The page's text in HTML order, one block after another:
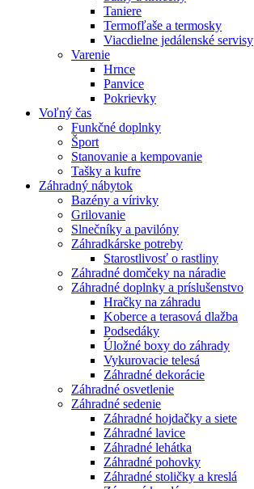
Taniere
Termofľaše a termosky
Viacdielne jedálenské servisy
Varenie
Hrnce
Panvice
Pokrievky
Voľný čas
Funkčné doplnky
Šport
Stanovanie a kempovanie
Tašky a kufre
Záhradný nábytok
Bazény a vírivky
Grilovanie
Slnečníky a pavilóny
Záhradkárske potreby
Starostlivosť o rastliny
Záhradné domčeky na náradie
Záhradné doplnky a príslušenstvo
Hračky na záhradu
Koberce a terasová dlažba
Podsedáky
Úložné boxy do záhrady
Vykurovacie telesá
Záhradné dekorácie
Záhradné osvetlenie
Záhradné sedenie
Záhradné hojdačky a siete
Záhradné lavice
Záhradné lehátka
Záhradné pohovky
Záhradné stoličky a kreslá